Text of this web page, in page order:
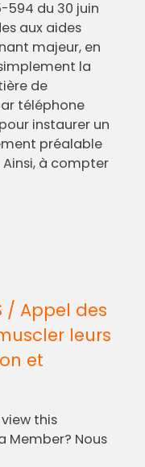
594 du 30 juin
aux aides
majeur, en
la
de
téléphone
instaurer un
préalable
à compter
/ Appel des
leurs
et
this
Member? Nous